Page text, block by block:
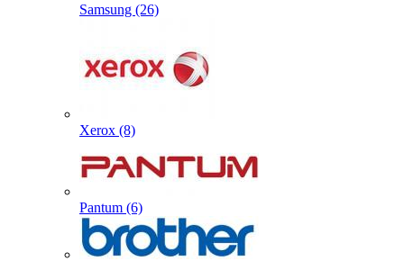
Samsung (26)
Xerox (8)
Pantum (6)